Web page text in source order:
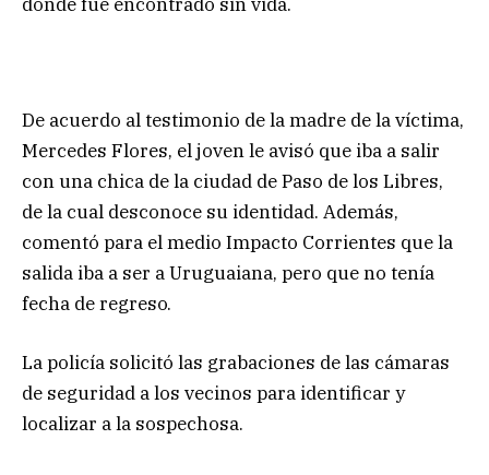
De acuerdo al testimonio de la madre de la víctima,
Mercedes Flores, el joven le avisó que iba a salir
con una chica de la ciudad de Paso de los Libres,
de la cual desconoce su identidad. Además,
comentó para el medio Impacto Corrientes que la
salida iba a ser a Uruguaiana, pero que no tenía
fecha de regreso.
La policía solicitó las grabaciones de las cámaras
de seguridad a los vecinos para identificar y
localizar a la sospechosa.